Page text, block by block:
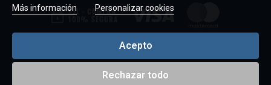
Más información Personalizar cookies
Rechazar todo
Acepto